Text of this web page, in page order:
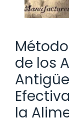
de los
la